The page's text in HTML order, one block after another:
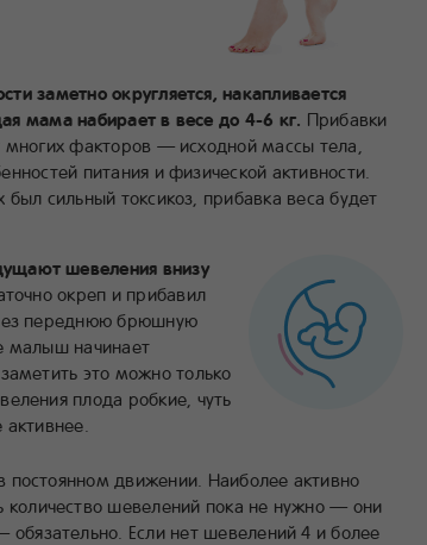
заметно округляется, накапливается
мама набирает в весе до 4-6 кг. Прибавки
многих факторов — исходной массы тела,
питания и физической активности.
сильный токсикоз, прибавка веса будет
шевеления внизу
окреп и прибавил
переднюю брюшную
малыш начинает
это можно только
плода робкие, чуть
движении. Наиболее активно
шевелений пока не нужно — они
Если нет шевелений 4 и более